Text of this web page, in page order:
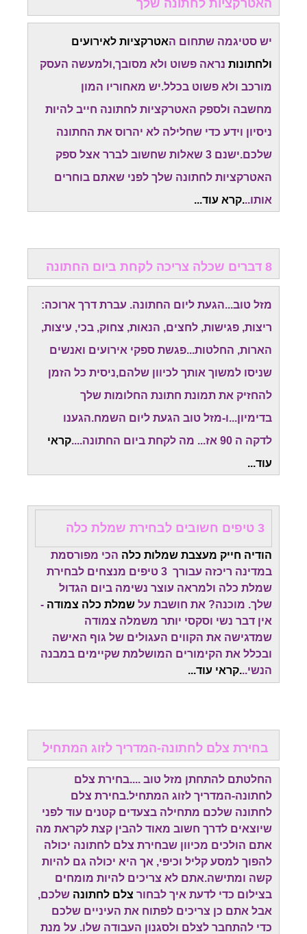
האטרקציות לחתונה שלך
יש סטיגמה שתחום האטרקציות לאירועים
ולחתונות נראה פשוט ולא מסובך,ולמעשה העסק
מורכב ולא פשוט בכלל.יש מאחוריו המון
מחשבה ולספק האטרקציות לחתונה חייב להיות
ניסיון וידע כדי שחלילה לא יהרוס את החתונה
שלכם.
ישנם 3 שאלות שחשוב לברר אצל ספק
האטרקציות לחתונה שלך לפני שאתם בוחרים
אותו...קרא עוד...
8 דברים שכלה צריכה לקחת ביום החתונה
מזל טוב...הגעת ליום החתונה. עברת דרך ארוכה:
ריצות, פגישות, לחצים, הנאות, צחוק, בכי, עיצות,
הארות, החלטות...פגשת ספקי אירועים ואנשים
שניסו למשוך אותך לכיוון שלהם,ניסית כל הזמן
להחזיק את תמונת חתונת החלומות שלך
בדימיון...ו-מזל טוב הגעת ליום השמח.הגענו
לדקה ה 90 אז... מה לקחת ביום החתונה....
קראי
עוד...
3 טיפים חשובים לבחירת שמלת כלה
הודיה חייק מעצבת שמלות כלה הכי מפורסמת
במדינה ריכזה עבורך 3 טיפים מנצחים לבחירת
שמלת כלה ולמראה עוצר נשימה ביום הגדול
שלך. מוכנה? את חושבת על שמלת כלה צמודה -
אין דבר נשי וסקסי יותר משמלה צמודה
שמדגישה את הקווים העגולים של גוף האישה
ובכלל את הקימורים המושלמת שקיימים במבנה
הנשי...קראי עוד...
בחירת צלם לחתונה-המדריך לזוג המתחיל
החלטתם להתחתן מזל טוב ....בחירת צלם
לחתונה-המדריך לזוג המתחיל.בחירת צלם
לחתונה שלכם מתחילה בצעדים קטנים עוד לפני
שיוצאים לדרך חשוב מאוד להבין קצת לקראת מה
אתם הולכים מכיוון שבחירת צלם לחתונה יכולה
להפוך למסע קליל וכיפי, אך היא יכולה גם להיות
קשה ומתישה.אתם לא צריכים להיות מומחים
בצילום כדי לדעת איך לבחור צלם לחתונה שלכם,
אבל אתם כן צריכים לפתוח את העיניים שלכם
כדי להתחבר לצלם ולסגנון העבודה שלו. על מנת